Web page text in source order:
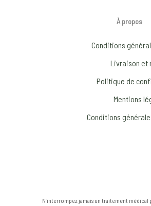
À propos
Conditions
Livraison et
Politique de
Mentions
Conditions
N’interrompez jamais un traitement